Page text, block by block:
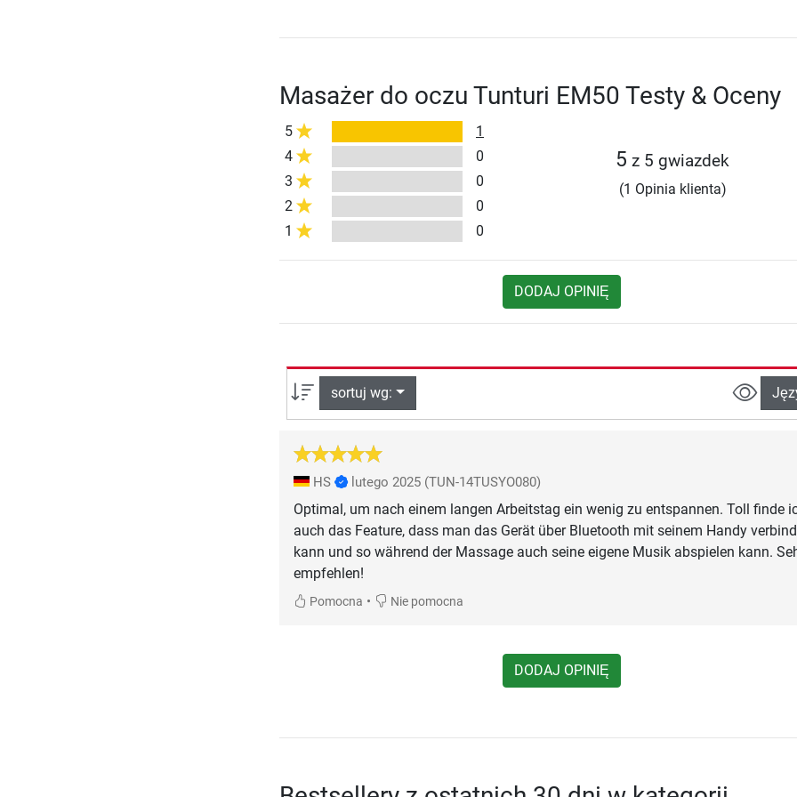
Masażer do oczu Tunturi EM50 Testy & Oceny
5
1
4
0
3
0
2
0
1
0
5 z 5 gwiazdek
(1 Opinia klienta)
DODAJ OPINIĘ
sortuj wg:
HS lutego 2025 (TUN-14TUSYO080)
Optimal, um nach einem langen Arbeitstag ein wenig zu entspannen. Toll finde
auch das Feature, dass man das Gerät über Bluetooth mit seinem Handy
kann und so während der Massage auch seine eigene Musik abspielen kann.
empfehlen!
Pomocna • Nie pomocna
DODAJ OPINIĘ